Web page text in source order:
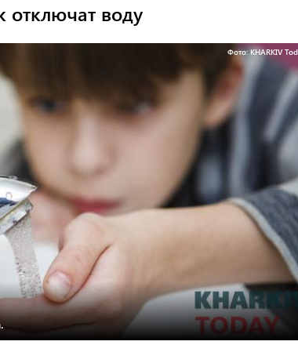
отключат воду
Фото: KHARKIV